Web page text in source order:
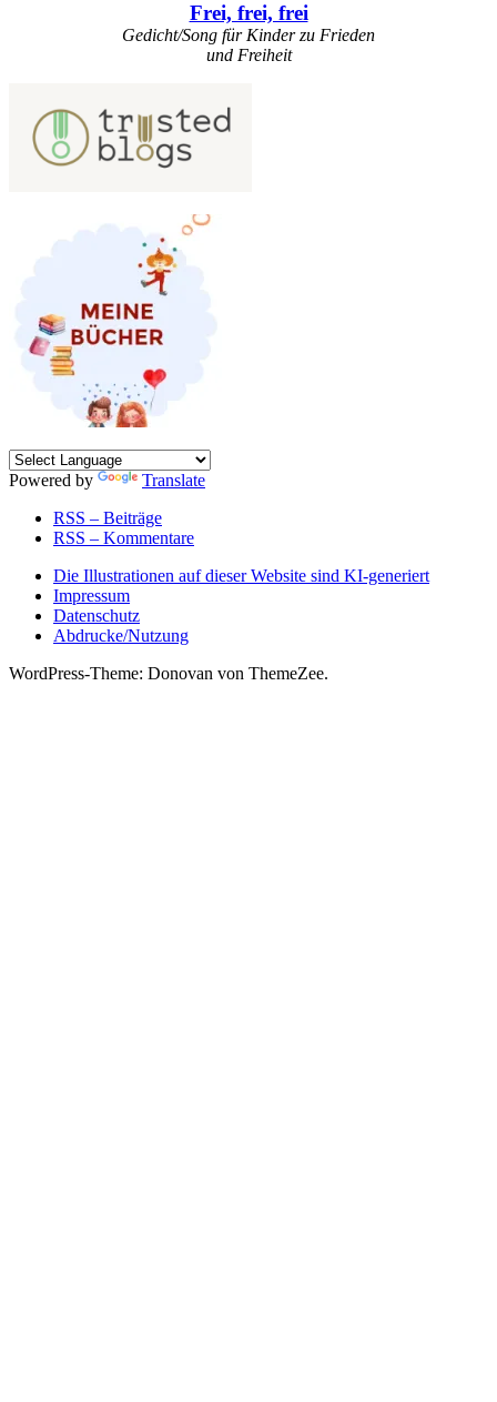
Frei, frei, frei
Gedicht/Song für Kinder zu Frieden
und Freiheit
Powered by
Translate
RSS – Beiträge
RSS – Kommentare
Die Illustrationen auf dieser Website sind KI-generiert
Impressum
Datenschutz
Abdrucke/Nutzung
WordPress-Theme: Donovan von ThemeZee.